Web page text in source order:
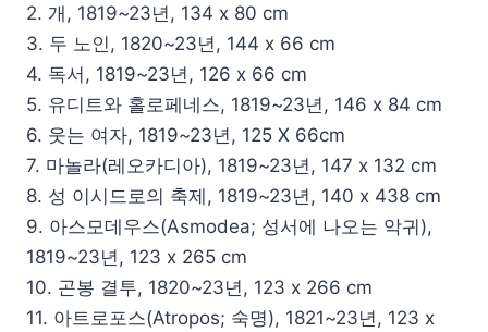
2. 개, 1819~23년, 134 x 80 cm
3. 두 노인, 1820~23년, 144 x 66 cm
4. 독서, 1819~23년, 126 x 66 cm
5. 유디트와 홀로페네스, 1819~23년, 146 x 84 cm
6. 웃는 여자, 1819~23년, 125 X 66cm
7. 마놀라(레오카디아), 1819~23년, 147 x 132 cm
8. 성 이시드로의 축제, 1819~23년, 140 x 438 cm
9. 아스모데우스(Asmodea; 성서에 나오는 악귀),
1819~23년, 123 x 265 cm
10. 곤봉 결투, 1820~23년, 123 x 266 cm
11. 아트로포스(Atropos; 숙명), 1821~23년, 123 x